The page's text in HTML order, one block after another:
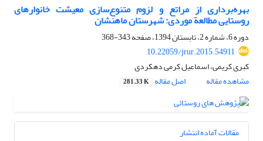
بهره‌برداری از مراتع و لزوم متنوع‌سازی معیشت خانوارهای
روستایی مطالعة موردی: شهرستان ماهنشان
دوره 6، شماره 2، تابستان 1394، صفحه
343-368
10.22059/jrur.2015.54911
کبری کریمی، اسماعیل کرمی دهکردی
مشاهده مقاله
اصل مقاله 281.33 K
مقالات آماده انتشار